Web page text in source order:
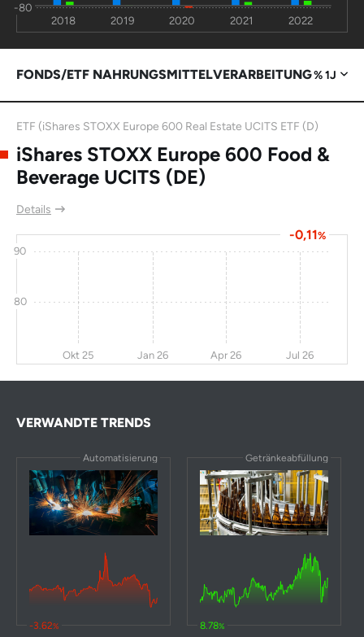
2018 2019 2020 2021 2022
-80
FONDS/ETF NAHRUNGSMITTELVERARBEITUNG% 1J
ETF (iShares STOXX Europe 600 Real Estate UCITS ETF (D)
iShares STOXX Europe 600 Food &
Beverage UCITS (DE)
Details
-0,11%
80
90
Okt 25 Jan 26 Apr 26 Jul 26
VERWANDTE TRENDS
Automatisierung
-3.62%
Getränkeabfüllung
8.78%